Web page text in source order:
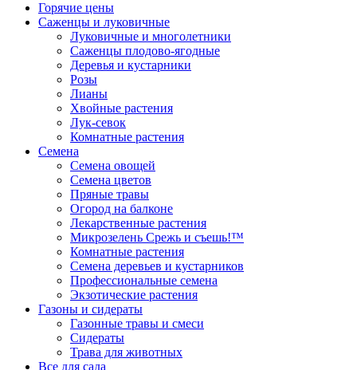
Горячие цены
Саженцы и луковичные
Луковичные и многолетники
Саженцы плодово-ягодные
Деревья и кустарники
Розы
Лианы
Хвойные растения
Лук-севок
Комнатные растения
Семена
Семена овощей
Семена цветов
Пряные травы
Огород на балконе
Лекарственные растения
Микрозелень Срежь и съешь!™
Комнатные растения
Семена деревьев и кустарников
Профессиональные семена
Экзотические растения
Газоны и сидераты
Газонные травы и смеси
Сидераты
Трава для животных
Все для сада